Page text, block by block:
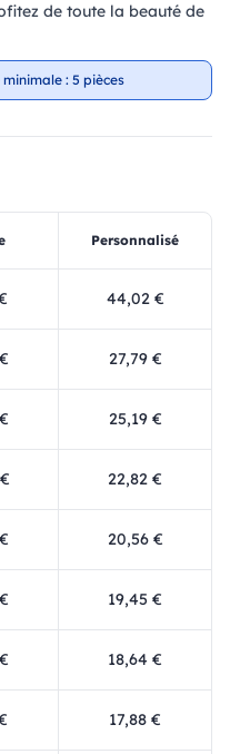
de toute la beauté de
: 5 pièces
Personnalisé
44,02 €
27,79 €
25,19 €
22,82 €
20,56 €
19,45 €
18,64 €
17,88 €